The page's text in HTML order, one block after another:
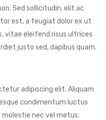
Sed sollicitudin, elit ac
est, a feugiat dolor ex ut
vitae eleifend risus ultrices
justo sed, dapibus quam.
adipiscing elit. Aliquam
condimentum luctus
molestie nec vel metus.